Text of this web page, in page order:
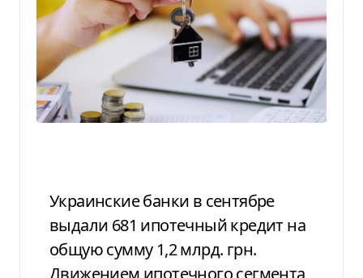
Украинские банки в сентябре
выдали 681 ипотечный кредит на
общую сумму 1,2 млрд. грн.
Движением ипотечного сегмента